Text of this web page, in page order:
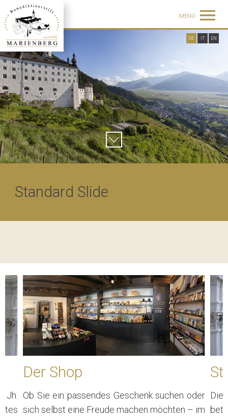
MENÜ
DE IT EN
Standard Slide
Jh.
Der Shop
Ob Sie ein passendes Geschenk suchen oder
sich selbst eine Freude machen möchten – im